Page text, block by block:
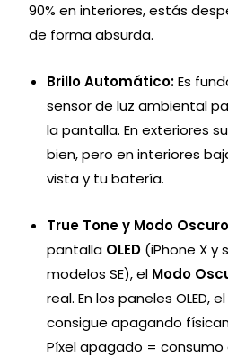
90% en interiores, estás
de forma absurda.
Brillo Automático:Es
sensor de luz ambiental
la pantalla. En exteriores
bien, pero en interiores
vista y tu batería.
True Tone y Modo
pantalla OLED (iPhone X y
modelos SE), el Modo
real. En los paneles OLED,
consigue apagando
Píxel apagado = consumo